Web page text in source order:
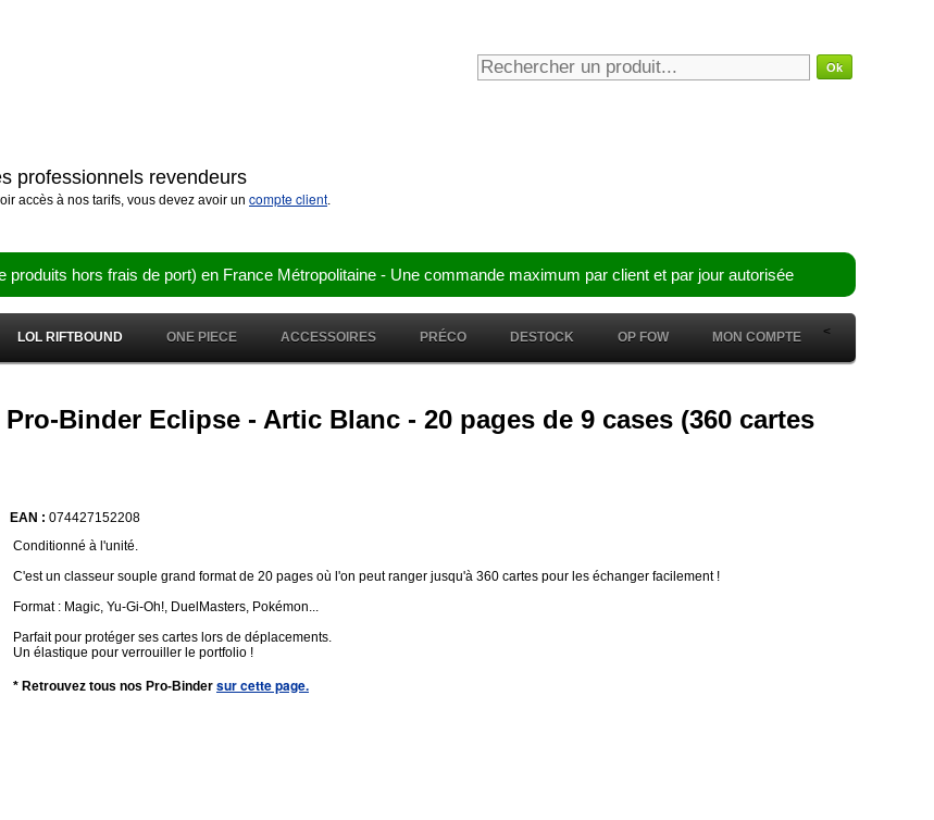
professionnels revendeurs
accès à nos tarifs, vous devez avoir un compte client.
hors frais de port) en France Métropolitaine - Une commande maximum par client et par jour autorisée
LOL RIFTBOUND ONE PIECE ACCESSOIRES PRÉCO <
DESTOCK OP FOW MON COMPTE
Binder Eclipse - Artic Blanc - 20 pages de 9 cases (360 cartes
EAN : 074427152208
Conditionné à l'unité.
C'est un classeur souple grand format de 20 pages où l'on peut ranger jusqu'à 360 cartes pour les échanger facilement !
Format : Magic, Yu-Gi-Oh!, DuelMasters, Pokémon...
Parfait pour protéger ses cartes lors de déplacements.
Un élastique pour verrouiller le portfolio !
* Retrouvez tous nos Pro-Binder sur cette page.